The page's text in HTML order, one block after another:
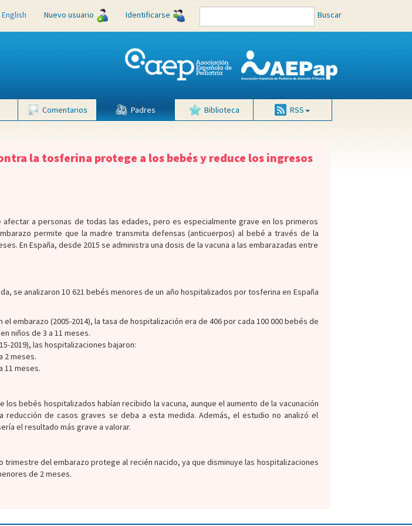
English Nuevo usuario Identificarse Buscar
Comentarios Padres Biblioteca RSS
la tosferina protege a los bebés y reduce los ingresos
a personas de todas las edades, pero es especialmente grave en los primeros
permite que la madre transmita defensas (anticuerpos) al bebé a través de la
En España, desde 2015 se administra una dosis de la vacuna a las embarazadas entre
se analizaron 10 621 bebés menores de un año hospitalizados por tosferina en España
embarazo (2005-2014), la tasa de hospitalización era de 406 por cada 100 000 bebés de
niños de 3 a 11 meses.
2019), las hospitalizaciones bajaron:
2 meses.
11 meses.
bebés hospitalizados habían recibido la vacuna, aunque el aumento de la vacunación
reducción de casos graves se deba a esta medida. Además, el estudio no analizó el
el resultado más grave a valorar.
trimestre del embarazo protege al recién nacido, ya que disminuye las hospitalizaciones
de 2 meses.